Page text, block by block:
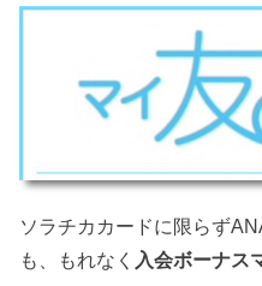
ソラチカカードに限らず
も、もれなく 入会ボーナス